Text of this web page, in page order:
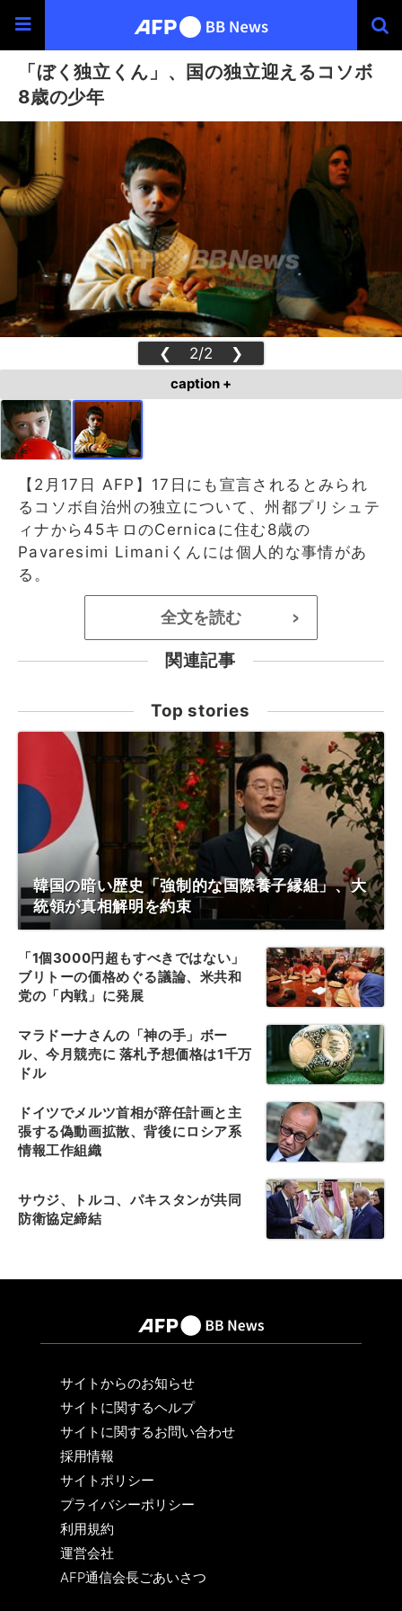
「ぼく独立くん」、国の独立迎えるコソボ
8歳の少年
❮ 2/2 ❯
caption +
【2月17日 AFP】17日にも宣言されるとみられ
るコソボ自治州の独立について、州都プリシュテ
ィナから45キロのCernicaに住む8歳の
Pavaresimi Limaniくんには個人的な事情があ
る。
全文を読む >
関連記事
Top stories
韓国の暗い歴史「強制的な国際養子縁組」、大
統領が真相解明を約束
「1個3000円超もすべきではない」
ブリトーの価格めぐる議論、米共和
党の「内戦」に発展
マラドーナさんの「神の手」ボー
ル、今月競売に 落札予想価格は1千万
ドル
ドイツでメルツ首相が辞任計画と主
張する偽動画拡散、背後にロシア系
情報工作組織
サウジ、トルコ、パキスタンが共同
防衛協定締結
サイトからのお知らせ
サイトに関するヘルプ
サイトに関するお問い合わせ
採用情報
サイトポリシー
プライバシーポリシー
利用規約
運営会社
AFP通信会長ごあいさつ